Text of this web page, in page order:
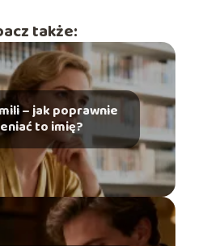
także:
– jak poprawnie
to imię?